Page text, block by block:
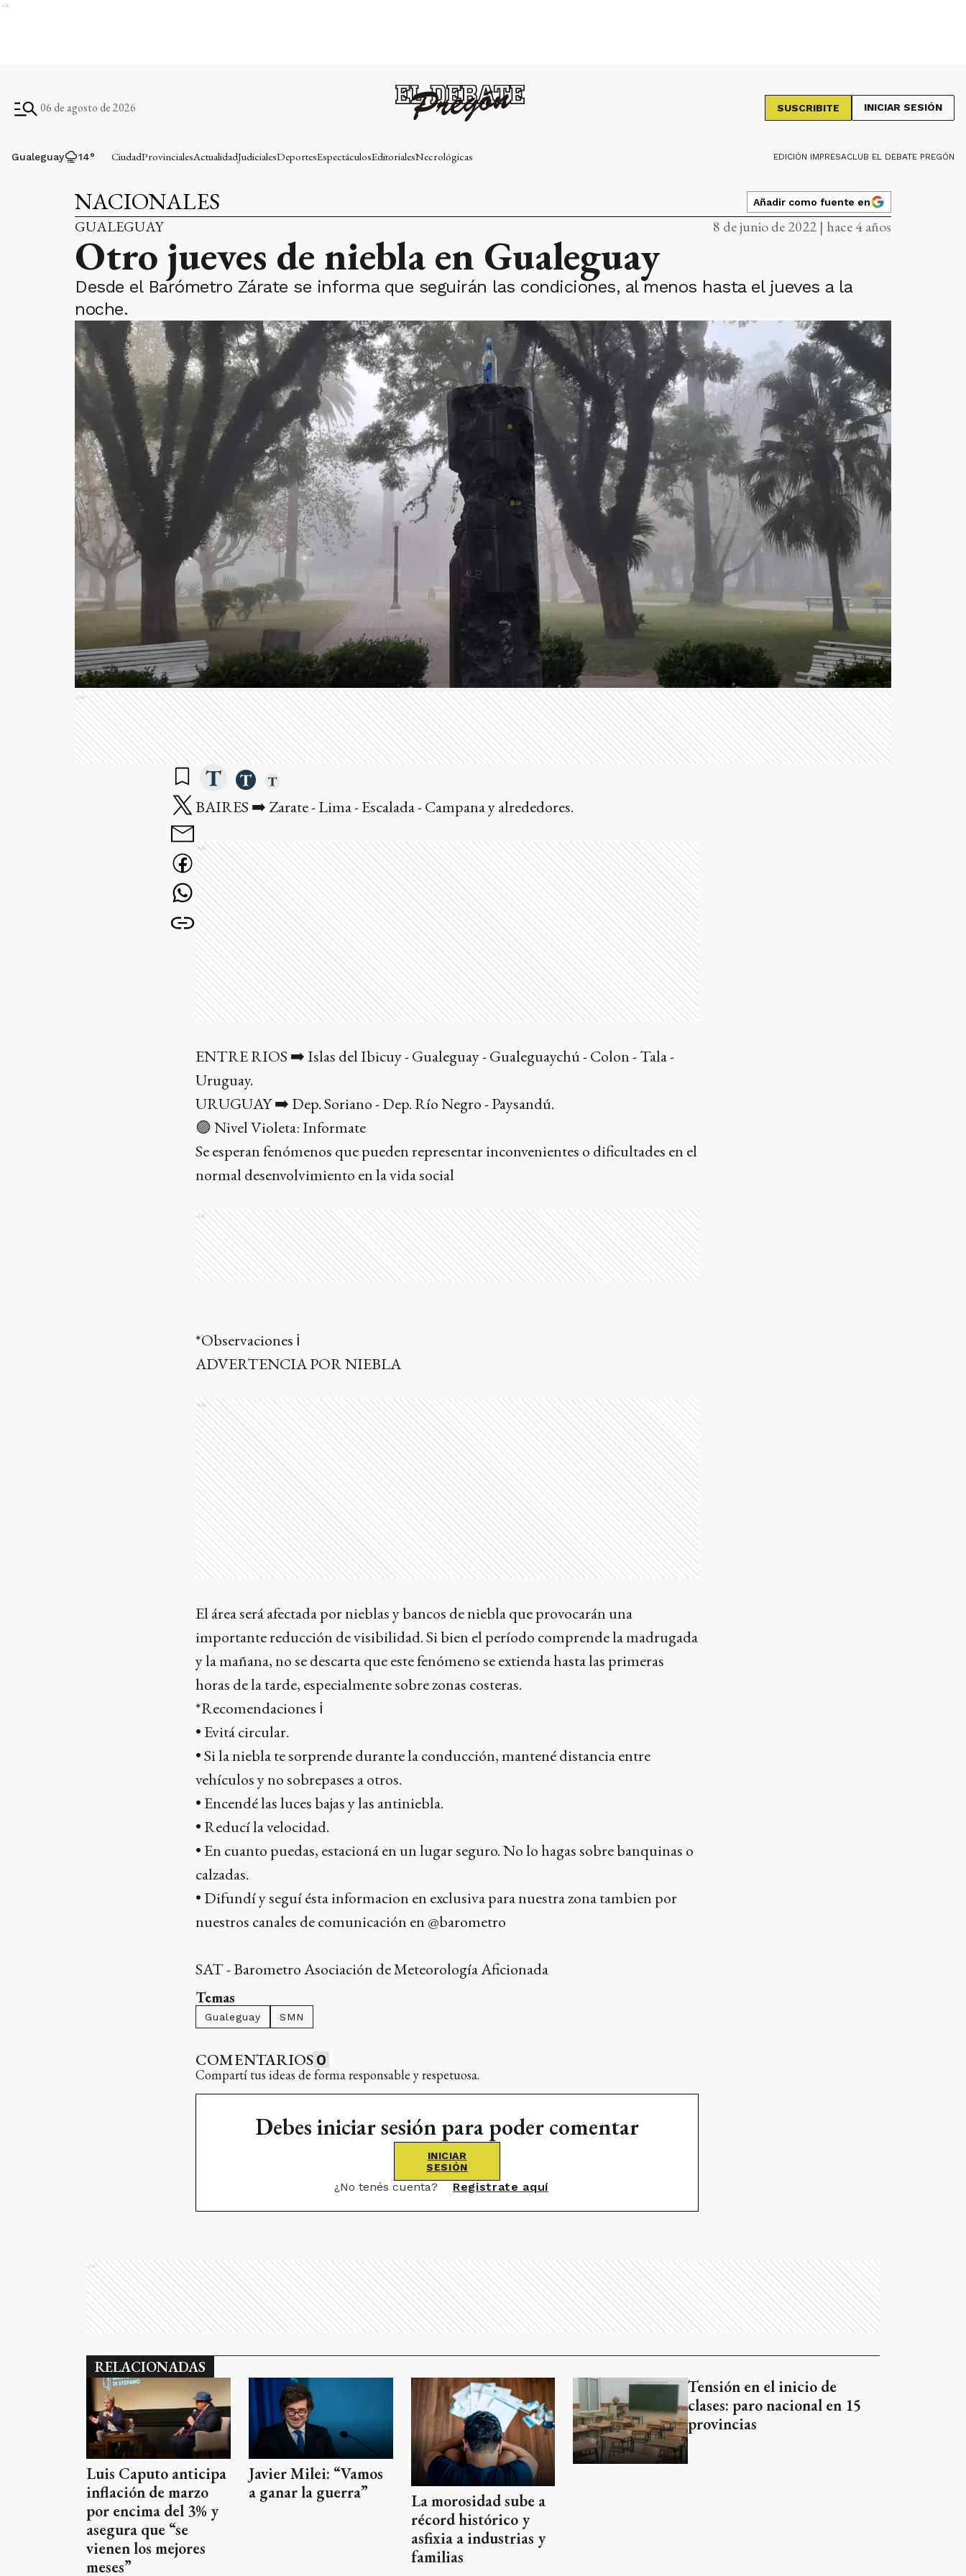
Ads
06 de agosto de 2026 SUSCRIBITE INICIAR SESIÓN
Gualeguay 14° CiudadProvincialesActualidadJudicialesDeportesEspectáculosEditorialesNecrológicas EDICIÓN IMPRESACLUB EL DEBATE PREGÓN
NACIONALES Añadir como fuente en
GUALEGUAY 8 de junio de 2022 | hace 4 años
Otro jueves de niebla en Gualeguay
Desde el Barómetro Zárate se informa que seguirán las condiciones, al menos hasta el jueves a la
noche.
Ads
BAIRES ➡️ Zarate - Lima - Escalada - Campana y alrededores.
Ads
ENTRE RIOS ➡️ Islas del Ibicuy - Gualeguay - Gualeguaychú - Colon - Tala -
Uruguay.
URUGUAY ➡️ Dep. Soriano - Dep. Río Negro - Paysandú.
🟣 Nivel Violeta: Informate
Se esperan fenómenos que pueden representar inconvenientes o dificultades en el
normal desenvolvimiento en la vida social
Ads
*Observaciones ℹ️
ADVERTENCIA POR NIEBLA
Ads
El área será afectada por nieblas y bancos de niebla que provocarán una
importante reducción de visibilidad. Si bien el período comprende la madrugada
y la mañana, no se descarta que este fenómeno se extienda hasta las primeras
horas de la tarde, especialmente sobre zonas costeras.
*Recomendaciones ℹ
• Evitá circular.
• Si la niebla te sorprende durante la conducción, mantené distancia entre
vehículos y no sobrepases a otros.
• Encendé las luces bajas y las antiniebla.
• Reducí la velocidad.
• En cuanto puedas, estacioná en un lugar seguro. No lo hagas sobre banquinas o
calzadas.
• Difundí y seguí ésta informacion en exclusiva para nuestra zona tambien por
nuestros canales de comunicación en @barometro
SAT - Barometro Asociación de Meteorología Aficionada
Temas
Gualeguay SMN
COMENTARIOS 0
Compartí tus ideas de forma responsable y respetuosa.
Debes iniciar sesión para poder comentar
INICIAR
SESIÓN
¿No tenés cuenta? Registrate aquí
Ads
RELACIONADAS
Luis Caputo anticipa
inflación de marzo
por encima del 3% y
asegura que “se
vienen los mejores
meses”
Javier Milei: “Vamos
a ganar la guerra”
La morosidad sube a
récord histórico y
asfixia a industrias y
familias
Tensión en el inicio de
clases: paro nacional en 15
provincias